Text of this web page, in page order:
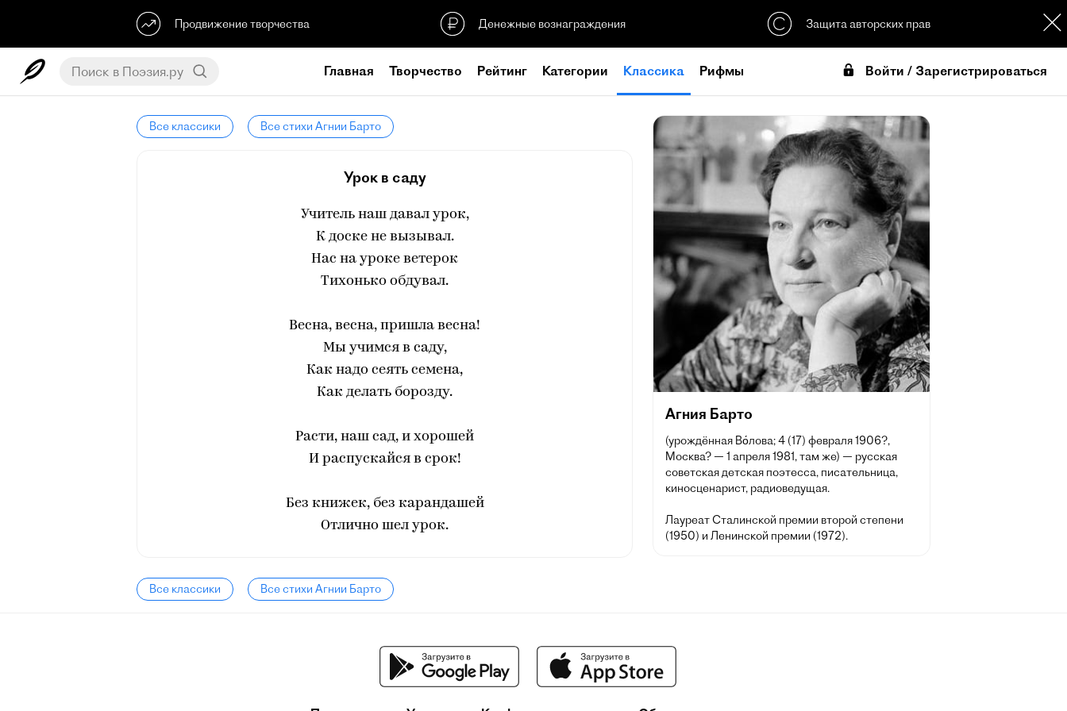
Продвижение творчества Денежные вознаграждения Защита авторских прав
Главная Творчество Рейтинг Категории Классика Рифмы Войти / Зарегистрироваться
Все классики Все стихи Агнии Барто
Урок в саду
Учитель наш давал урок,
К доске не вызывал.
Нас на уроке ветерок
Тихонько обдувал.
Весна, весна, пришла весна!
Мы учимся в саду,
Как надо сеять семена,
Как делать борозду.
Расти, наш сад, и хорошей
И распускайся в срок!
Без книжек, без карандашей
Отлично шел урок.
Все классики Все стихи Агнии Барто
Агния Барто
(урождённая Во́лова; 4 (17) февраля 1906?,
Москва? — 1 апреля 1981, там же) — русская
советская детская поэтесса, писательница,
киносценарист, радиоведущая.
Лауреат Сталинской премии второй степени
(1950) и Ленинской премии (1972).